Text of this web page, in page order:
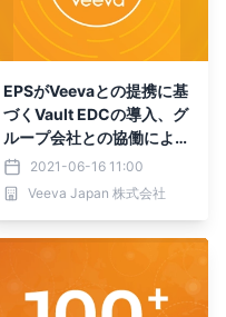
EPSがVeevaとの提携に基
づくVault EDCの導入、グ
ループ会社との協働により
臨床試験を迅速化。
2021-06-16 11:00
Veeva Japan 株式会社